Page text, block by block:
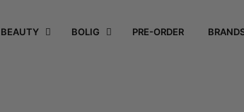
BEAUTY BOLIG PRE-ORDER